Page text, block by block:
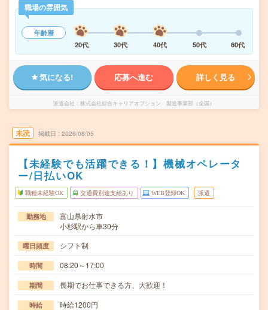
職場の雰囲気
年齢層
20代
30代 40代 50代 60代
気になる! 応募へ進む 詳しく見る
派遣会社 株式会社綜合キャリアオプション 製造事業部（全国）
未読 掲載日 2026/08/05
【未経験でも活躍できる！】機械オペレータ
ー/日払いOK
職種未経験OK 交通費別途支給あり WEB登録OK 派遣
勤務地
富山県射水市
小杉駅から車30分
曜日頻度 シフト制
時間 08:20～17:00
期間 長期でお仕事できる方、大歓迎！
時給 時給1200円